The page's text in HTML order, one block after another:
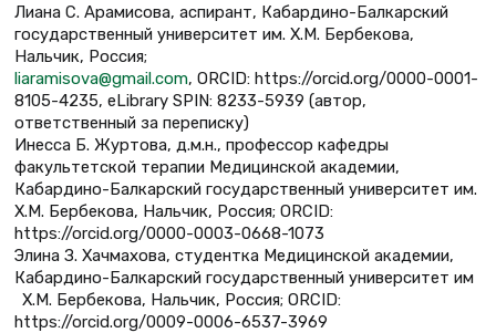
Лиана С. Арамисова, аспирант, Кабардино-Балкарский
государственный университет им. Х.М. Бербекова,
Нальчик, Россия;
liaramisova@gmail.com, ORCID: https://orcid.org/0000-0001-
8105-4235, eLibrary SPIN: 8233-5939 (автор,
ответственный за переписку)
Инесса Б. Журтова, д.м.н., профессор кафедры
факультетской терапии Медицинской академии,
Кабардино-Балкарский государственный университет им.
Х.М. Бербекова, Нальчик, Россия; ORCID:
https://orcid.org/0000-0003-0668-1073
Элина З. Хачмахова, студентка Медицинской академии,
Кабардино-Балкарский государственный университет им
Х.М. Бербекова, Нальчик, Россия; ORCID:
https://orcid.org/0009-0006-6537-3969